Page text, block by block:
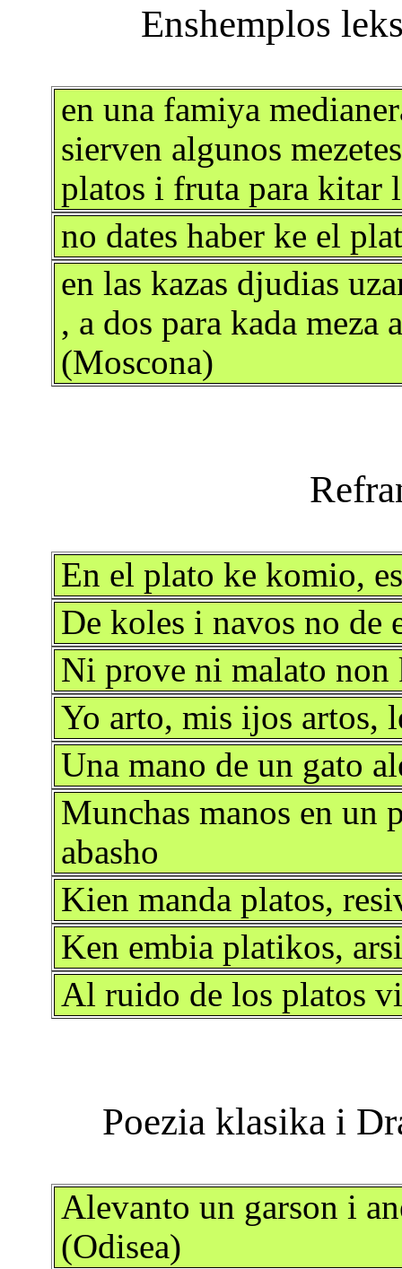
en una famiya
sierven algunos
platos i fruta para kitar
no dates haber ke el
en las kazas djudias
, a dos para kada meza
(Moscona)
En el plato ke komio,
De koles i navos no de
Ni prove ni malato non
Yo arto, mis ijos artos,
Una mano de un gato
Munchas manos en un
abasho
Kien manda platos,
Ken embia platikos,
Al ruido de los platos
Alevanto un garson i
(Odisea)